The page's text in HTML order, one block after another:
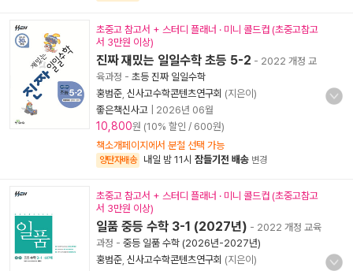
초중고 참고서 + 스터디 플래너 · 미니 콜드컵 (초중고참고
서 3만원 이상)
진짜 재밌는 일일수학 초등 5-2 - 2022 개정 교
육과정 - 초등 진짜 일일수학
홍범준 신사고수학콘텐츠연구회 (지은이)
좋은책신사고
2026년 06월
10,800원 (10% 할인 / 600원)
책소개페이지에서 분철 선택 가능
양탄자배송 내일 밤 11시 잠들기전 배송 변경
초중고 참고서 + 스터디 플래너 · 미니 콜드컵 (초중고참고
서 3만원 이상)
일품 중등 수학 3-1 (2027년) - 2022 개정 교육
과정 - 중등 일품 수학 (2026년-2027년)
홍범준 신사고수학콘텐츠연구회 (지은이)